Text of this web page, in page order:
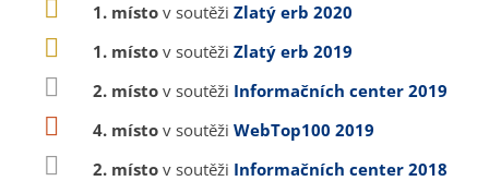
1. místo v soutěži Zlatý erb 2020
1. místo v soutěži Zlatý erb 2019
2. místo v soutěži Informačních center 2019
4. místo v soutěži WebTop100 2019
2. místo v soutěži Informačních center 2018